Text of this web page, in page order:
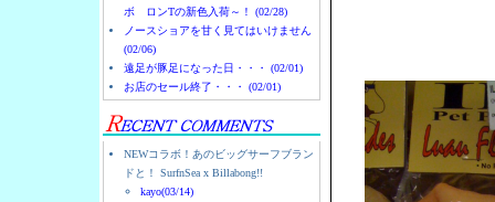
ボ ロンTの新色入荷～！ (02/28)
ノースショアを甘く見てはいけません
(02/06)
遠足が豚足になった日・・・ (02/01)
お店のセール終了・・・ (02/01)
NEWコラボ！あのビッグサーフブラン
ドと！ SurfnSea x Billabong!!
kayo(03/14)